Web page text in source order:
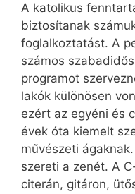
A katolikus
biztosítanak
foglalkoztatást. A
számos
programot
lakók különösen
ezért az egyéni és
évek óta kiemelt
művészeti
szereti a zenét. A
citerán, gitáron,